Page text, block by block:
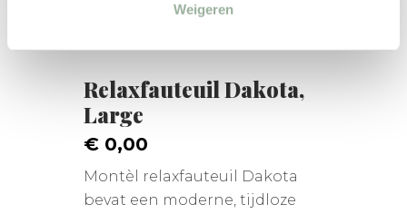
Weigeren
Relaxfauteuil Dakota,
Large
€ 0,00
Montèl relaxfauteuil Dakota
bevat een moderne, tijdloze